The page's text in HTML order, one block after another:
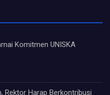
Komitmen UNISKA
Rektor Harap Berkontribusi